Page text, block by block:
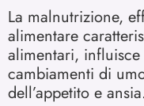
La malnutrizione,
alimentare
alimentari,
cambiamenti di
dell’appetito e ansia.